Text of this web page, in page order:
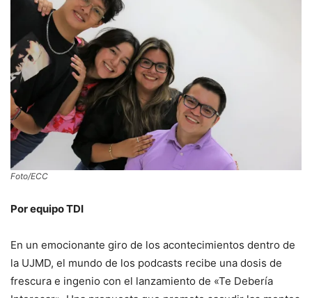
Foto/ECC
Por equipo TDI
En un emocionante giro de los acontecimientos dentro de
la UJMD, el mundo de los podcasts recibe una dosis de
frescura e ingenio con el lanzamiento de «Te Debería